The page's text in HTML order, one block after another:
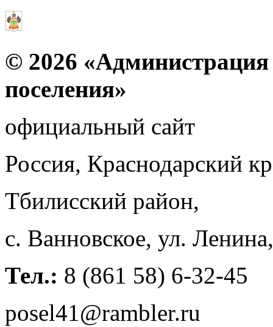
© 2026 «Администрация
поселения»
официальный сайт
Россия, Краснодарский
Тбилисский район,
с. Ванновское, ул.
Тел.: 8 (861 58) 6-32-45
posel41@rambler.ru